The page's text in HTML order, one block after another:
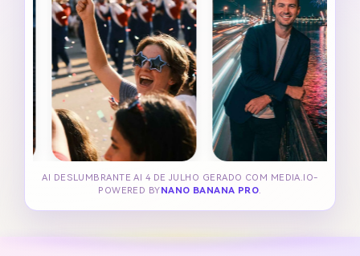
AI DESLUMBRANTE AI 4 DE JULHO GERADO COM MEDIA.IO-
POWERED BY NANO BANANA PRO.